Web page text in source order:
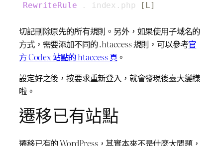
RewriteRule . index.php [L]
切記刪除原先的所有規則。另外，如果使用子域名的
方式，需要添加不同的 .htaccess 規則，可以參考官
方 Codex 站點的 htaccess 頁 。
設定好之後，按要求重新登入，就會發現後臺大變樣
啦。
遷移已有站點
遷移已有的 WordPress，其實本來不是什麼大問題，